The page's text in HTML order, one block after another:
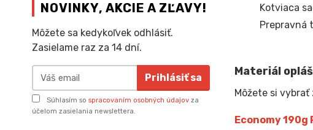
NOVINKY, AKCIE A ZĽAVY!
Môžete sa kedykoľvek odhlásiť.
Zasielame raz za 14 dní.
Prihlásiť sa
Súhlasím so spracovaním osobných údajov za
účelom zasielania newslettera.
Kotviaca
Prepravná
Materiál
Môžete si
Economy 190g